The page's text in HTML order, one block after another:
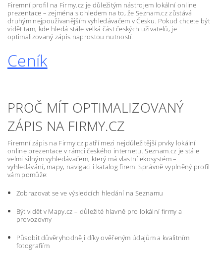
Firemní profil na Firmy.cz je důležitým nástrojem lokální online
prezentace – zejména s ohledem na to, že Seznam.cz zůstává
druhým nejpoužívanějším vyhledávačem v Česku. Pokud chcete být
vidět tam, kde hledá stále velká část českých uživatelů, je
optimalizovaný zápis naprostou nutností.
Ceník
PROČ MÍT OPTIMALIZOVANÝ
ZÁPIS NA FIRMY.CZ
Firemní zápis na Firmy.cz patří mezi nejdůležitější prvky lokální
online prezentace v rámci českého internetu. Seznam.cz je stále
velmi silným vyhledávačem, který má vlastní ekosystém –
vyhledávání, mapy, navigaci i katalog firem. Správně vyplněný profil
vám pomůže:
Zobrazovat se ve výsledcích hledání na Seznamu
Být vidět v Mapy.cz – důležité hlavně pro lokální firmy a
provozovny
Působit důvěryhodněji díky ověřeným údajům a kvalitním
fotografiím